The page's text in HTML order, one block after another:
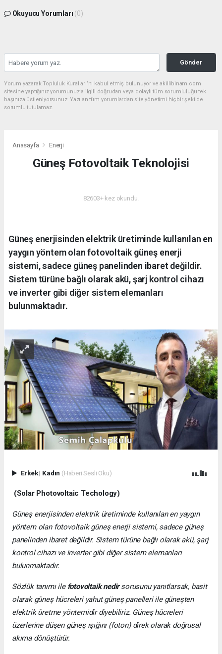
Okuyucu Yorumları (0)
Gönder
Yorum yazarak Topluluk Kuralları’nı kabul etmiş bulunuyor ve akillibinam.com
sitesine yaptığınız yorumunuzla ilgili doğrudan veya dolaylı tüm sorumluluğu tek
başınıza üstleniyorsunuz. Yazılan tüm yorumlardan site yönetimi hiçbir şekilde
sorumlu tutulamaz.
Anasayfa Enerji
Güneş Fotovoltaik Teknolojisi
82603+ kez okundu.
Güneş enerjisinden elektrik üretiminde kullanılan en
yaygın yöntem olan fotovoltaik güneş enerji
sistemi, sadece güneş panelinden ibaret değildir.
Sistem türüne bağlı olarak akü, şarj kontrol cihazı
ve inverter gibi diğer sistem elemanları
bulunmaktadır.
Erkek| Kadın (Haberi Sesli Oku)
(Solar Photovoltaic Techology)
Güneş enerjisinden elektrik üretiminde kullanılan en yaygın
yöntem olan fotovoltaik güneş enerji sistemi, sadece güneş
panelinden ibaret değildir. Sistem türüne bağlı olarak akü, şarj
kontrol cihazı ve inverter gibi diğer sistem elemanları
bulunmaktadır.
Sözlük tanımı ile fotovoltaik nedirsorusunu yanıtlarsak, basit
olarak güneş hücreleri yahut güneş panelleri ile güneşten
elektrik üretme yöntemidir diyebiliriz. Güneş hücreleri
üzerlerine düşen güneş ışığını (foton) direk olarak doğrusal
akıma dönüştürür.